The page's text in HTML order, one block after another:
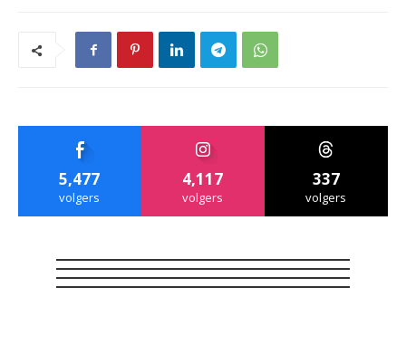
5,477
volgers
4,117
volgers
337
volgers